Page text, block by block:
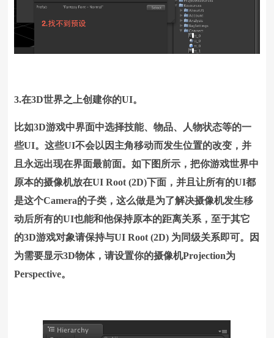
3.在3D世界之上创建你的UI。
比如3D游戏中界面中选择技能、物品、人物状态等的一
些UI。这些UI不会以因主角移动而发生位置的改变，并
且永远出现在界面最前面。如下图所示，把你游戏世界中
原本的摄像机放在UI Root (2D)下面，并且让所有的UI都
是这个Camera的子类，这么做是为了解决摄像机发生移
动后所有的UI也能和他保持原本的距离关系，至于其它
的3D游戏对象请保持与UI Root (2D) 为同级关系即可。因
为需要显示3D物体，请设置你的摄像机Projection为
Perspective。